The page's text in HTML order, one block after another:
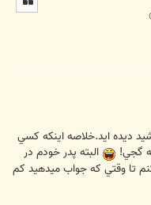
ديده ايد.خلاصه اينکه کسي
گجي!
البته پدر خودم در
تا وقتي که جواب ميدهيد کم